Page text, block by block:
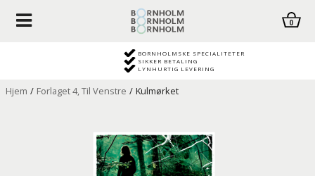
0
BORNHOLMSKE SPECIALITETER
SIKKER BETALING
LYNHURTIG LEVERING
Hjem / Forlaget 4, Til Venstre / Kulmørket